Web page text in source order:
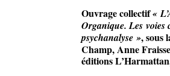
Ouvrage collectif«
Organique. Les voies
psychanalyse », sous
Champ, Anne
éditions